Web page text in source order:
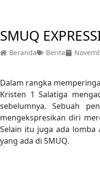
SMUQ
Beranda Berita
Dalam rangka
Kristen 1 Salatiga
sebelumnya. Sebuah
mengekspresikan diri
Selain itu juga ada
yang ada di SMUQ.